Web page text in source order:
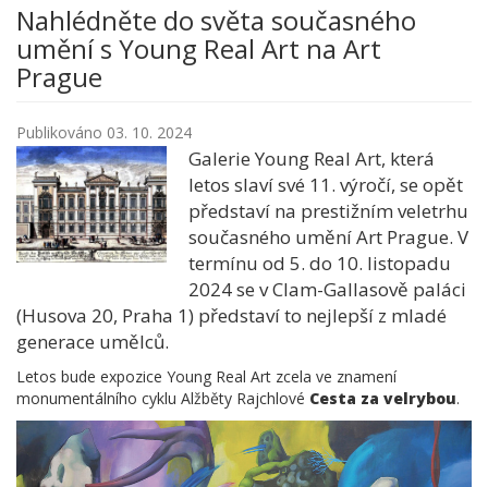
Nahlédněte do světa současného
umění s Young Real Art na Art
Prague
Publikováno 03. 10. 2024
Galerie Young Real Art, která
letos slaví své 11. výročí, se opět
představí na prestižním veletrhu
současného umění Art Prague. V
termínu od 5. do 10. listopadu
2024 se v Clam-Gallasově paláci
(Husova 20, Praha 1) představí to nejlepší z mladé
generace umělců.
Letos bude expozice Young Real Art zcela ve znamení
monumentálního cyklu Alžběty Rajchlové Cesta za velrybou.